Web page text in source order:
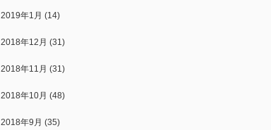
2019年1月 (14)
2018年12月 (31)
2018年11月 (31)
2018年10月 (48)
2018年9月 (35)